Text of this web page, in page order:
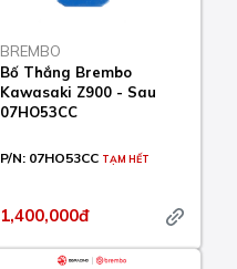
BREMBO
Bố Thắng Brembo
Kawasaki Z900 - Sau
07HO53CC
P/N: 07HO53CC TẠM HẾT
1,400,000đ